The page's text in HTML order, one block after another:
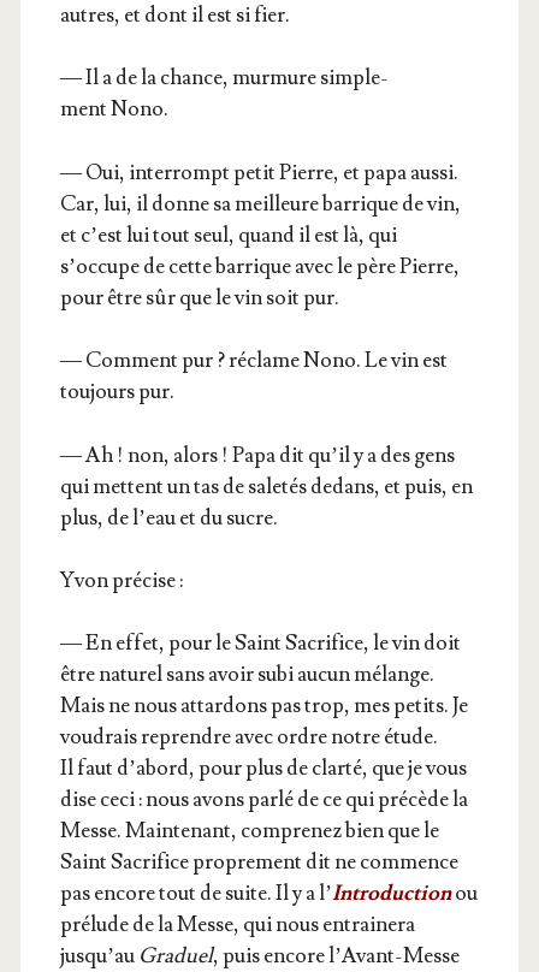
autres, et dont il est si fier.
— Il a de la chance, mur­mure sim­ple­
ment Nono.
— Oui, inter­rompt petit Pierre, et papa aus­si.
Car, lui, il donne sa meilleure bar­rique de vin,
et c’est lui tout seul, quand il est là, qui
s’occupe de cette bar­rique avec le père Pierre,
pour être sûr que le vin soit pur.
— Com­ment pur ? réclame Nono. Le vin est
tou­jours pur.
— Ah ! non, alors ! Papa dit qu’il y a des gens
qui mettent un tas de sale­tés dedans, et puis, en
plus, de l’eau et du sucre.
Yvon pré­cise :
— En effet, pour le Saint Sacri­fice, le vin doit
être natu­rel sans avoir subi aucun mélange.
Mais ne nous attar­dons pas trop, mes petits. Je
vou­drais reprendre avec ordre notre étude.
Il faut d’abord, pour plus de clar­té, que je vous
dise ceci : nous avons par­lé de ce qui pré­cède la
Messe. Main­te­nant, com­pre­nez bien que le
Saint Sacri­fice pro­pre­ment dit ne com­mence
pas encore tout de suite. Il y a l’Intro­duc­tionou
pré­lude de la Messe, qui nous entrai­ne­ra
jusqu’au Gra­duel, puis encore l’Avant-Messe